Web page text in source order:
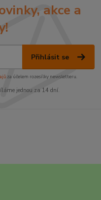
akce a
Přihlásit se
za účelem rozesílky newsletteru.
jednou za 14 dní.